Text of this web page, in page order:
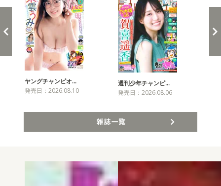
ヤングチャンピオ…
発売日：2026.08.10
週刊少年チャンピ…
発売日：2026.08.06